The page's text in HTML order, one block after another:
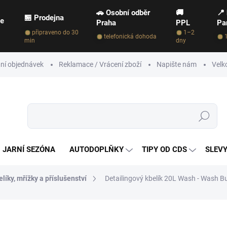
🏪 Prodejna
🚗 Osobní odběr
Praha
🚚
PPL
📍
připraveno do 30
min
telefonická dohoda
1–2
dny
objednávek Reklamace / Vrácení zboží Napište nám
Hledat
JARNÍ SEZÓNA AUTODOPLŇKY TIPY OD CDS
mřížky a příslušenství Detailingový kbelík 20L Wash - Wash